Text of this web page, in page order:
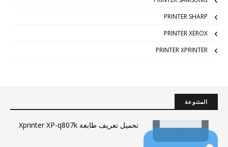
PRINTER SHARP
PRINTER XEROX
PRINTER XPRINTER
المتنوعة
تحميل تعريف طابعة Xprinter XP-q807k